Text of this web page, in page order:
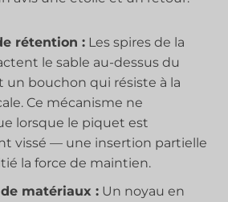
rétention : Les spires de la
le sable au-dessus du
un bouchon qui résiste à la
Ce mécanisme ne
lorsque le piquet est
vissé — une insertion partielle
la force de maintien.
matériaux : Un noyau en